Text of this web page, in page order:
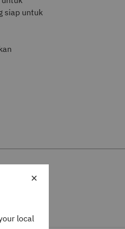
siap untuk
×
local